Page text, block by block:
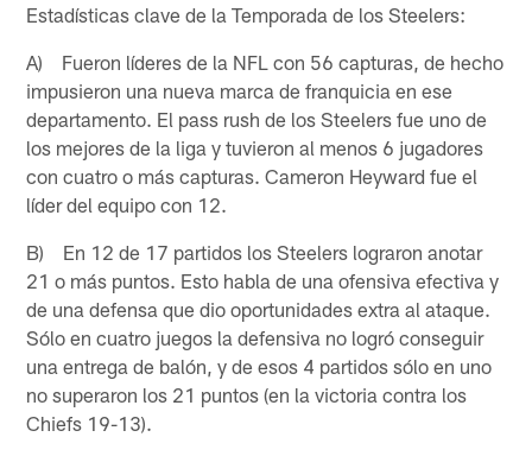
Estadísticas clave de la Temporada de los Steelers:
A) Fueron líderes de la NFL con 56 capturas, de hecho
impusieron una nueva marca de franquicia en ese
departamento. El pass rush de los Steelers fue uno de
los mejores de la liga y tuvieron al menos 6 jugadores
con cuatro o más capturas. Cameron Heyward fue el
líder del equipo con 12.
B) En 12 de 17 partidos los Steelers lograron anotar
21 o más puntos. Esto habla de una ofensiva efectiva y
de una defensa que dio oportunidades extra al ataque.
Sólo en cuatro juegos la defensiva no logró conseguir
una entrega de balón, y de esos 4 partidos sólo en uno
no superaron los 21 puntos (en la victoria contra los
Chiefs 19-13).